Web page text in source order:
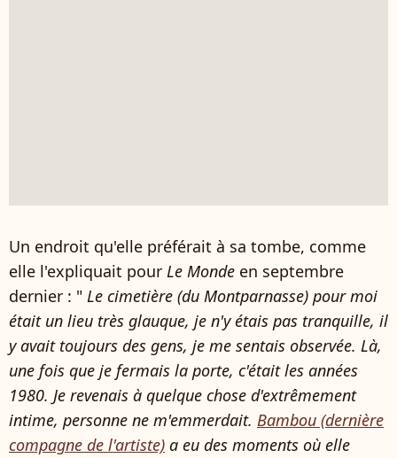
Un endroit qu'elle préférait à sa tombe, comme
elle l'expliquait pour Le Monde en septembre
dernier : " Le cimetière (du Montparnasse) pour moi
était un lieu très glauque, je n'y étais pas tranquille, il
y avait toujours des gens, je me sentais observée. Là,
une fois que je fermais la porte, c'était les années
1980. Je revenais à quelque chose d'extrêmement
intime, personne ne m'emmerdait. Bambou (dernière
compagne de l'artiste) a eu des moments où elle